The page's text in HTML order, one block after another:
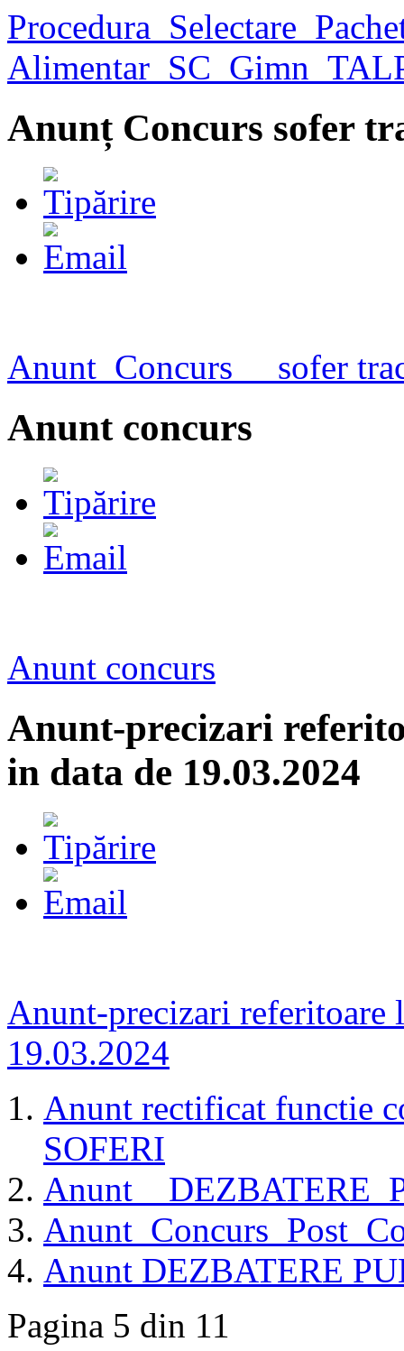
Anunț Concurs sofer
Anunt_Concurs__ sofer
Anunt concurs
Anunt concurs
Anunt-precizari
in data de 19.03.2024
Anunt-precizari referitoare
19.03.2024
Anunt rectificat functie
SOFERI
Anunt DEZBATERE
Pagina 5 din 11